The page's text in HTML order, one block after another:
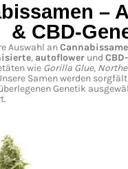
–
& CBD-
Auswahl an
, autoflower und
wie Gorilla Glue,
Samen werden
Genetik